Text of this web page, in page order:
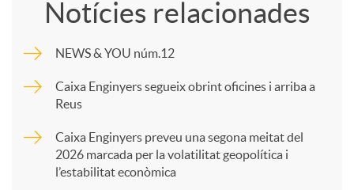
p
a
Notícies relacionades
NEWS & YOU núm.12
Caixa Enginyers segueix obrint oficines i arriba a
Reus
Caixa Enginyers preveu una segona meitat del
2026 marcada per la volatilitat geopolítica i
l’estabilitat econòmica